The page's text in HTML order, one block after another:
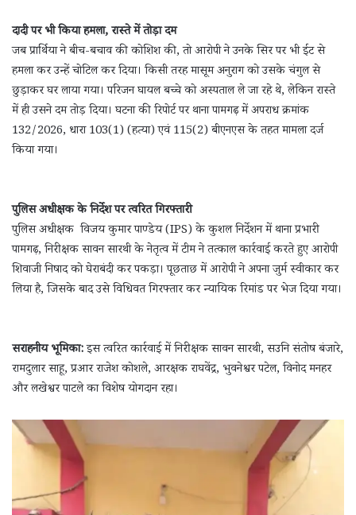
दादी पर भी किया हमला, रास्ते में तोड़ा दम
जब प्रार्थिया ने बीच-बचाव की कोशिश की, तो आरोपी ने उनके सिर पर भी ईंट से
हमला कर उन्हें चोटिल कर दिया। किसी तरह मासूम अनुराग को उसके चंगुल से
छुड़ाकर घर लाया गया। परिजन घायल बच्चे को अस्पताल ले जा रहे थे, लेकिन रास्ते
में ही उसने दम तोड़ दिया। घटना की रिपोर्ट पर थाना पामगढ़ में अपराध क्रमांक
132/2026, धारा 103(1) (हत्या) एवं 115(2) बीएनएस के तहत मामला दर्ज
किया गया।
पुलिस अधीक्षक के निर्देश पर त्वरित गिरफ्तारी
पुलिस अधीक्षक विजय कुमार पाण्डेय (IPS) के कुशल निर्देशन में थाना प्रभारी
पामगढ़, निरीक्षक सावन सारथी के नेतृत्व में टीम ने तत्काल कार्रवाई करते हुए आरोपी
शिवाजी निषाद को घेराबंदी कर पकड़ा। पूछताछ में आरोपी ने अपना जुर्म स्वीकार कर
लिया है, जिसके बाद उसे विधिवत गिरफ्तार कर न्यायिक रिमांड पर भेज दिया गया।
सराहनीय भूमिका:इस त्वरित कार्रवाई में निरीक्षक सावन सारथी, सउनि संतोष बंजारे,
रामदुलार साहू, प्रआर राजेश कोशले, आरक्षक राघवेंद्र, भुवनेश्वर पटेल, विनोद मनहर
और लखेश्वर पाटले का विशेष योगदान रहा।